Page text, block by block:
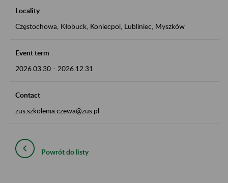
Locality
Częstochowa, Kłobuck, Koniecpol, Lubliniec, Myszków
Event term
2026.03.30 - 2026.12.31
Contact
zus.szkolenia.czewa@zus.pl
Powrót do listy